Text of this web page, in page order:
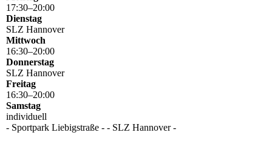
17:30–20:00
Dienstag
SLZ Hannover
Mittwoch
16:30–20:00
Donnerstag
SLZ Hannover
Freitag
16:30–20:00
Samstag
individuell
- Sportpark Liebigstraße - - SLZ Hannover -